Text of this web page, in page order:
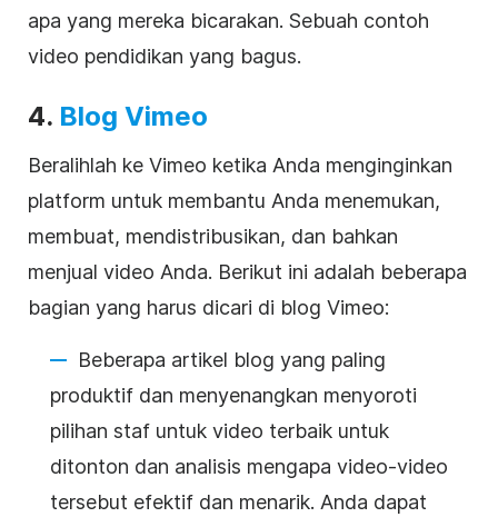
apa yang mereka bicarakan. Sebuah contoh
video pendidikan yang bagus.
4. Blog Vimeo
Beralihlah ke Vimeo ketika Anda menginginkan
platform untuk membantu Anda menemukan,
membuat, mendistribusikan, dan bahkan
menjual video Anda. Berikut ini adalah beberapa
bagian yang harus dicari di blog Vimeo:
Beberapa artikel blog yang paling
produktif dan menyenangkan menyoroti
pilihan staf untuk video terbaik untuk
ditonton dan analisis mengapa video-video
tersebut efektif dan menarik. Anda dapat